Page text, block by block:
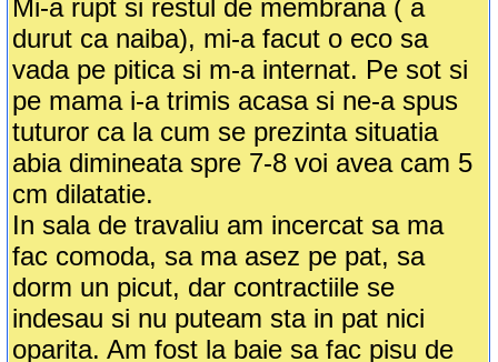
Mi-a rupt si restul de membrana ( a
durut ca naiba), mi-a facut o eco sa
vada pe pitica si m-a internat. Pe sot si
pe mama i-a trimis acasa si ne-a spus
tuturor ca la cum se prezinta situatia
abia dimineata spre 7-8 voi avea cam 5
cm dilatatie.
In sala de travaliu am incercat sa ma
fac comoda, sa ma asez pe pat, sa
dorm un picut, dar contractiile se
indesau si nu puteam sta in pat nici
oparita. Am fost la baie sa fac pisu de